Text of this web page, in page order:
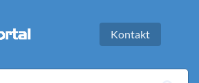
Kontakt